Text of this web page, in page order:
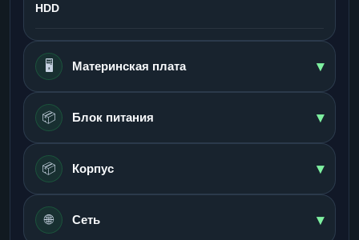
HDD
🖥️ Материнская плата ▾
📦 Блок питания ▾
📦 Корпус ▾
🌐 Сеть ▾